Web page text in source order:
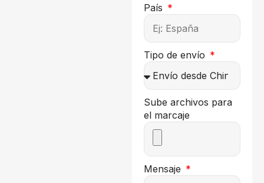
País
Tipo de envío
Sube archivos para
el marcaje
Mensaje